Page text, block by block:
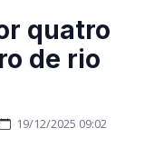
quatro
de rio em
19/12/2025 09:02